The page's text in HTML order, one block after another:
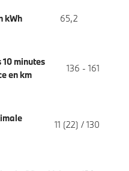
kWh 65,2
minutes
en km
136 - 161
11 (22) / 130